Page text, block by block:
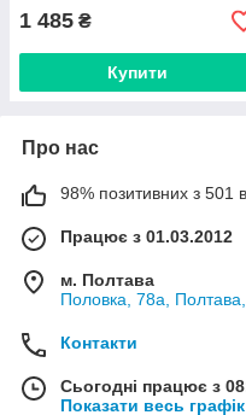
1 485 ₴
Купити
Про нас
98% позитивних з 501
Працює з 01.03.2012
м. Полтава
Половка, 78а, Полтава,
Контакти
Сьогодні працює з
Показати весь